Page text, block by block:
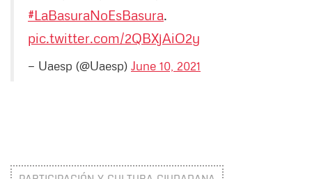
#LaBasuraNoEsBasura.
pic.twitter.com/2QBXjAiO2y
— Uaesp (@Uaesp) June 10, 2021